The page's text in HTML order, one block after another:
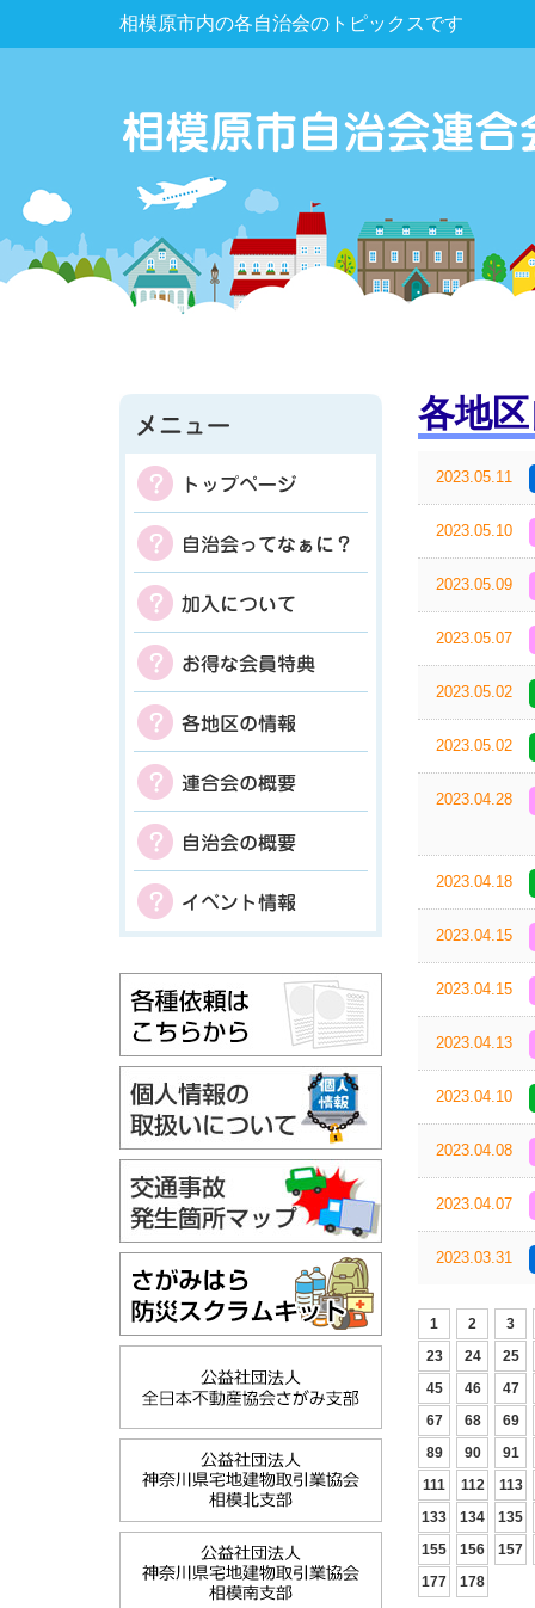
相模原市内の各自治会のトピックスです
各地
2023.05.11
2023.05.10
2023.05.09
2023.05.07
2023.05.02
2023.05.02
2023.04.28
2023.04.18
2023.04.15
2023.04.15
2023.04.13
2023.04.10
2023.04.08
2023.04.07
2023.03.31
1 2
3
23
24
25
45
46
47
67
68
69
89
90
91
111
112
113
133
134
135
155
156
157
177
178